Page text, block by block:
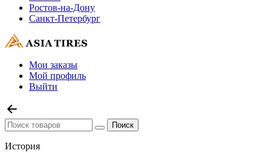
Ростов-на-Дону
Санкт-Петербург
Мои заказы
Мой профиль
Выйти
История